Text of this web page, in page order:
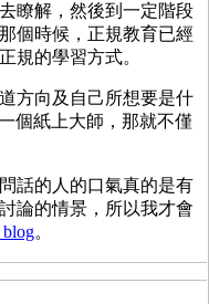
瞭解，然後到一定階段
個時候，正規教育已經
規的學習方式。
方向及自己所想要是什
個紙上大師，那就不僅
話的人的口氣真的是有
論的情景，所以我才會
。